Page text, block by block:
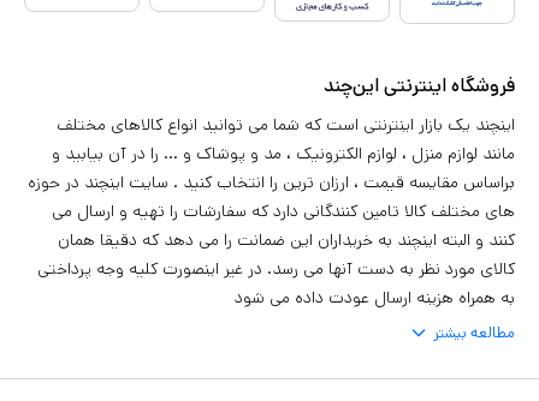
فروشگاه اینترنتی این‌چند
اینچند یک بازار اینترنتی است که شما می توانید انواع کالاهای مختلف
مانند لوازم منزل ، لوازم الکترونیک ، مد و پوشاک و ... را در آن بیابید و
براساس مقایسه قیمت ، ارزان ترین را انتخاب کنید . سایت اینچند در حوزه
های مختلف کالا تامین کنندگانی دارد که سفارشات را تهیه و ارسال می
کنند و البته اینچند به خریداران این ضمانت را می دهد که دقیقا همان
کالای مورد نظر به دست آنها می رسد. در غیر اینصورت کلیه وجه پرداختی
به همراه هزینه ارسال عودت داده می شود
مطالعه بیشتر